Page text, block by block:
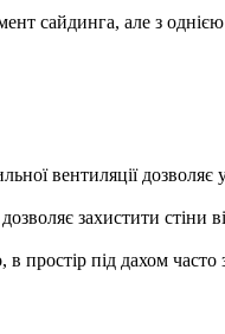
сайдинга, але з
вентиляції
захистити стіни
під дахом часто